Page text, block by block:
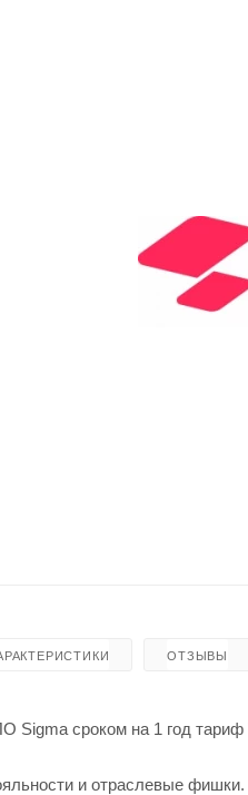
ОТЗЫВЫ
Sigma сроком на 1 год тариф
и отраслевые фишки.